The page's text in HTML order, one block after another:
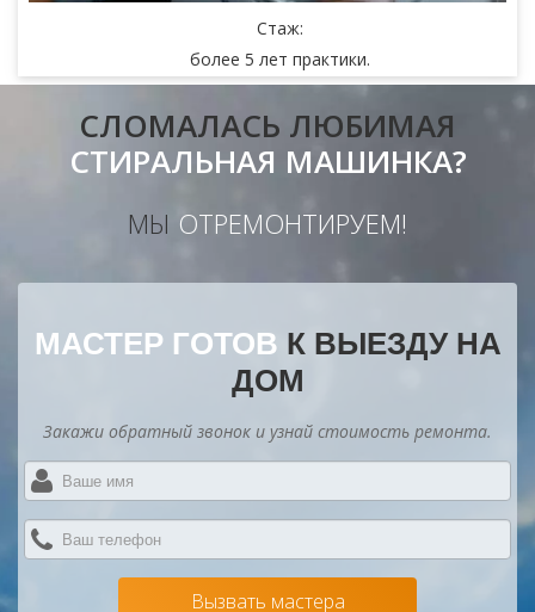
Стаж:
более 5 лет практики.
СЛОМАЛАСЬ ЛЮБИМАЯ
СТИРАЛЬНАЯ МАШИНКА?
МЫ ОТРЕМОНТИРУЕМ!
МАСТЕР ГОТОВ К ВЫЕЗДУ НА
ДОМ
Закажи обратный звонок и узнай стоимость ремонта.
*
Вызвать мастера